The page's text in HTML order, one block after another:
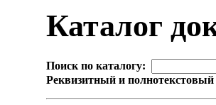
Каталог
Поиск по каталогу:
Реквизитный и полнотекстовый